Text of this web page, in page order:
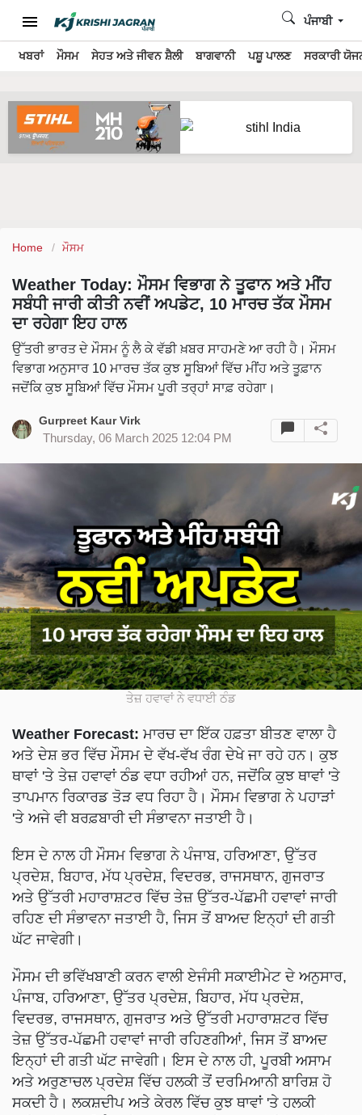
ਖਬਰਾਂ ਮੌਸਮ ਸੇਹਤ ਅਤੇ ਜੀਵਨ ਸ਼ੈਲੀ ਬਾਗਵਾਨੀ ਪਸ਼ੂ ਪਾਲਣ ਸਰਕਾਰੀ
ਪੰਜਾਬੀ
Home ਮੌਸਮ
Weather Today: ਮੌਸਮ ਵਿਭਾਗ ਨੇ ਤੂਫਾਨ ਅਤੇ ਮੀਂਹ
ਸਬੰਧੀ ਜਾਰੀ ਕੀਤੀ ਨਵੀਂ ਅਪਡੇਟ, 10 ਮਾਰਚ ਤੱਕ ਮੌਸਮ
ਦਾ ਰਹੇਗਾ ਇਹ ਹਾਲ
ਉੱਤਰੀ ਭਾਰਤ ਦੇ ਮੌਸਮ ਨੂੰ ਲੈ ਕੇ ਵੱਡੀ ਖ਼ਬਰ ਸਾਹਮਣੇ ਆ ਰਹੀ ਹੈ। ਮੌਸਮ
ਵਿਭਾਗ ਅਨੁਸਾਰ 10 ਮਾਰਚ ਤੱਕ ਕੁਝ ਸੂਬਿਆਂ ਵਿੱਚ ਮੀਂਹ ਅਤੇ ਤੂਫ਼ਾਨ
ਜਦੋਂਕਿ ਕੁਝ ਸੂਬਿਆਂ ਵਿੱਚ ਮੌਸਮ ਪੂਰੀ ਤਰ੍ਹਾਂ ਸਾਫ਼ ਰਹੇਗਾ।
Gurpreet Kaur Virk
Thursday, 06 March 2025 12:04 PM
ਤੇਜ਼ ਹਵਾਵਾਂ ਨੇ ਵਧਾਈ ਠੰਡ
Weather Forecast: ਮਾਰਚ ਦਾ ਇੱਕ ਹਫ਼ਤਾ ਬੀਤਣ ਵਾਲਾ ਹੈ
ਅਤੇ ਦੇਸ਼ ਭਰ ਵਿੱਚ ਮੌਸਮ ਦੇ ਵੱਖ-ਵੱਖ ਰੰਗ ਦੇਖੇ ਜਾ ਰਹੇ ਹਨ। ਕੁਝ
ਥਾਵਾਂ 'ਤੇ ਤੇਜ਼ ਹਵਾਵਾਂ ਠੰਡ ਵਧਾ ਰਹੀਆਂ ਹਨ, ਜਦੋਂਕਿ ਕੁਝ ਥਾਵਾਂ 'ਤੇ
ਤਾਪਮਾਨ ਰਿਕਾਰਡ ਤੋੜ ਵਧ ਰਿਹਾ ਹੈ। ਮੌਸਮ ਵਿਭਾਗ ਨੇ ਪਹਾੜਾਂ
'ਤੇ ਅਜੇ ਵੀ ਬਰਫ਼ਬਾਰੀ ਦੀ ਸੰਭਾਵਨਾ ਜਤਾਈ ਹੈ।
ਇਸ ਦੇ ਨਾਲ ਹੀ ਮੌਸਮ ਵਿਭਾਗ ਨੇ ਪੰਜਾਬ, ਹਰਿਆਣਾ, ਉੱਤਰ
ਪ੍ਰਦੇਸ਼, ਬਿਹਾਰ, ਮੱਧ ਪ੍ਰਦੇਸ਼, ਵਿਦਰਭ, ਰਾਜਸਥਾਨ, ਗੁਜਰਾਤ
ਅਤੇ ਉੱਤਰੀ ਮਹਾਰਾਸ਼ਟਰ ਵਿੱਚ ਤੇਜ਼ ਉੱਤਰ-ਪੱਛਮੀ ਹਵਾਵਾਂ ਜਾਰੀ
ਰਹਿਣ ਦੀ ਸੰਭਾਵਨਾ ਜਤਾਈ ਹੈ, ਜਿਸ ਤੋਂ ਬਾਅਦ ਇਨ੍ਹਾਂ ਦੀ ਗਤੀ
ਘੱਟ ਜਾਵੇਗੀ।
ਮੌਸਮ ਦੀ ਭਵਿੱਖਬਾਣੀ ਕਰਨ ਵਾਲੀ ਏਜੰਸੀ ਸਕਾਈਮੇਟ ਦੇ ਅਨੁਸਾਰ,
ਪੰਜਾਬ, ਹਰਿਆਣਾ, ਉੱਤਰ ਪ੍ਰਦੇਸ਼, ਬਿਹਾਰ, ਮੱਧ ਪ੍ਰਦੇਸ਼,
ਵਿਦਰਭ, ਰਾਜਸਥਾਨ, ਗੁਜਰਾਤ ਅਤੇ ਉੱਤਰੀ ਮਹਾਰਾਸ਼ਟਰ ਵਿੱਚ
ਤੇਜ਼ ਉੱਤਰ-ਪੱਛਮੀ ਹਵਾਵਾਂ ਜਾਰੀ ਰਹਿਣਗੀਆਂ, ਜਿਸ ਤੋਂ ਬਾਅਦ
ਇਨ੍ਹਾਂ ਦੀ ਗਤੀ ਘੱਟ ਜਾਵੇਗੀ। ਇਸ ਦੇ ਨਾਲ ਹੀ, ਪੂਰਬੀ ਅਸਾਮ
ਅਤੇ ਅਰੁਣਾਚਲ ਪ੍ਰਦੇਸ਼ ਵਿੱਚ ਹਲਕੀ ਤੋਂ ਦਰਮਿਆਨੀ ਬਾਰਿਸ਼ ਹੋ
ਸਕਦੀ ਹੈ। ਲਕਸ਼ਦੀਪ ਅਤੇ ਕੇਰਲ ਵਿੱਚ ਕੁਝ ਥਾਵਾਂ 'ਤੇ ਹਲਕੀ